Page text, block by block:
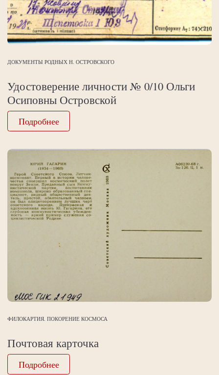
ДОКУМЕНТЫ РОДНЫХ Н. ОСТРОВСКОГО
Удостоверение личности № 0/10 Ольги
Осиповны Островской
Подробнее
ФИЛОКАРТИЯ. ПОКОРЕНИЕ КОСМОСА
Почтовая карточка
Подробнее